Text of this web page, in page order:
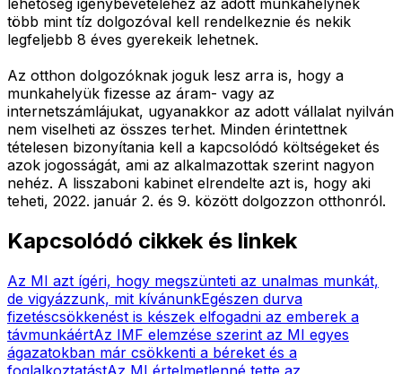
több mint tíz dolgozóval kell rendelkeznie és nekik
legfeljebb 8 éves gyerekeik lehetnek.
Az otthon dolgozóknak joguk lesz arra is, hogy a
munkahelyük fizesse az áram- vagy az
internetszámlájukat, ugyanakkor az adott vállalat nyilván
nem viselheti az összes terhet. Minden érintettnek
tételesen bizonyítania kell a kapcsolódó költségeket és
azok jogosságát, ami az alkalmazottak szerint nagyon
nehéz. A lisszaboni kabinet elrendelte azt is, hogy aki
teheti, 2022. január 2. és 9. között dolgozzon otthonról.
Kapcsolódó cikkek és linkek
Az MI azt ígéri, hogy megszünteti az unalmas munkát,
de vigyázzunk, mit kívánunkEgészen durva
fizetéscsökkenést is készek elfogadni az emberek a
távmunkáértAz IMF elemzése szerint az MI egyes
ágazatokban már csökkenti a béreket és a
foglalkoztatástAz MI értelmetlenné tette az